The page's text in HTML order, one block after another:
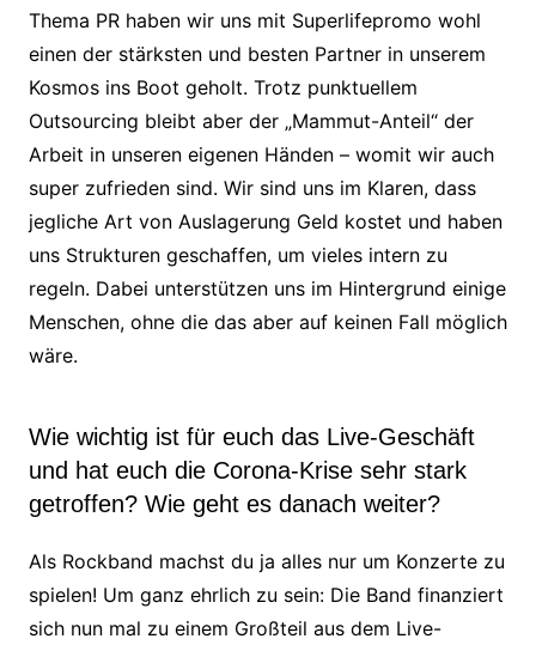
Thema PR haben wir uns mit Superlifepromo wohl
einen der stärksten und besten Partner in unserem
Kosmos ins Boot geholt. Trotz punktuellem
Outsourcing bleibt aber der „Mammut-Anteil“ der
Arbeit in unseren eigenen Händen – womit wir auch
super zufrieden sind. Wir sind uns im Klaren, dass
jegliche Art von Auslagerung Geld kostet und haben
uns Strukturen geschaffen, um vieles intern zu
regeln. Dabei unterstützen uns im Hintergrund einige
Menschen, ohne die das aber auf keinen Fall möglich
wäre.
Wie wichtig ist für euch das Live-Geschäft
und hat euch die Corona-Krise sehr stark
getroffen? Wie geht es danach weiter?
Als Rockband machst du ja alles nur um Konzerte zu
spielen! Um ganz ehrlich zu sein: Die Band finanziert
sich nun mal zu einem Großteil aus dem Live-